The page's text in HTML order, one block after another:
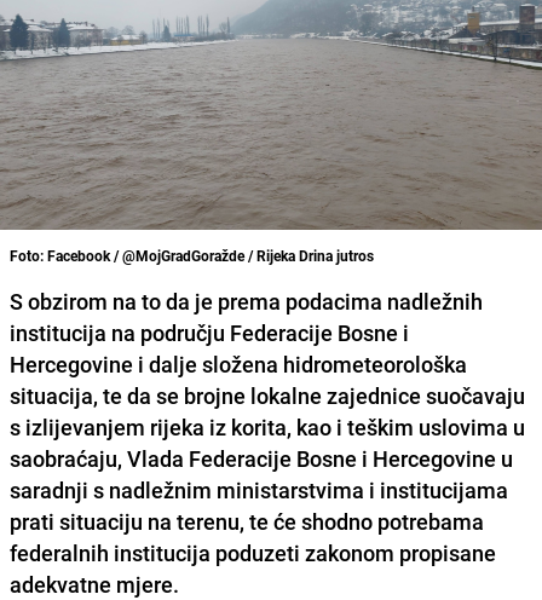
Foto: Facebook / @MojGradGoražde / Rijeka Drina jutros
S obzirom na to da je prema podacima nadležnih
institucija na području Federacije Bosne i
Hercegovine i dalje složena hidrometeorološka
situacija, te da se brojne lokalne zajednice suočavaju
s izlijevanjem rijeka iz korita, kao i teškim uslovima u
saobraćaju, Vlada Federacije Bosne i Hercegovine u
saradnji s nadležnim ministarstvima i institucijama
prati situaciju na terenu, te će shodno potrebama
federalnih institucija poduzeti zakonom propisane
adekvatne mjere.